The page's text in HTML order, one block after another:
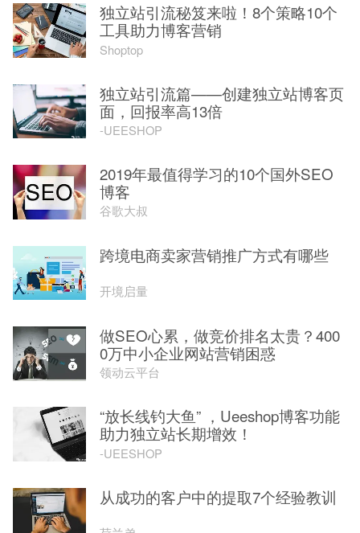
独立站引流秘笈来啦！8个策略10个
工具助力博客营销
Shoptop
独立站引流篇——创建独立站博客页
面，回报率高13倍
-UEESHOP
2019年最值得学习的10个国外SEO
博客
谷歌大叔
跨境电商卖家营销推广方式有哪些
开境启量
做SEO心累，做竞价排名太贵？400
0万中小企业网站营销困惑
领动云平台
“放长线钓大鱼” ，Ueeshop博客功能
助力独立站长期增效！
-UEESHOP
从成功的客户中的提取7个经验教训